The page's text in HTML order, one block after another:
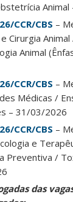
CCR/CBS –
Cirurgia
Animal
CCR/CBS –
Médicas /
– 31/03/2026
CCR/CBS –
e
Preventiva /
das